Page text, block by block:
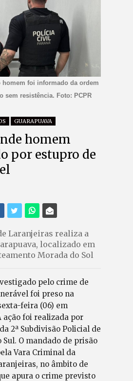
homem foi informado da ordem
sem resistência. Foto: PCPR
GUARAPUAVA
homem
por estupro de
Laranjeiras realiza a
localizado em
Morada do Sol
pelo crime de
foi preso na
feira (06) em
ação foi realizada por
2ª Subdivisão Policial de
O mandado de prisão
Vara Criminal da
no âmbito de
apura o crime previsto